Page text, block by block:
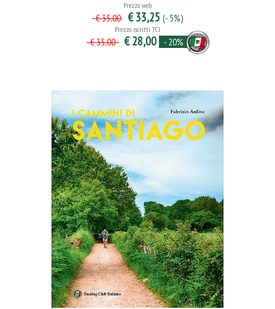
Prezzo web
€ 35,00 € 33,25 (- 5%)
Prezzo iscritti TCI
€ 35,00 € 28,00 - 20%